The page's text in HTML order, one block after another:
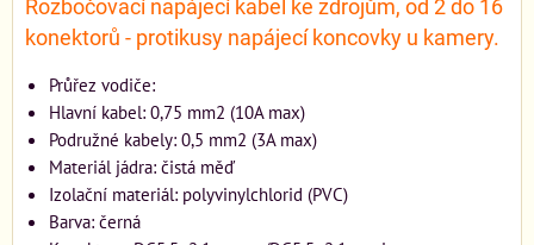
Rozbočovací napájecí kabel ke zdrojům, od 2 do 16
konektorů - protikusy napájecí koncovky u kamery.
Průřez vodiče:
Hlavní kabel: 0,75 mm2 (10A max)
Podružné kabely: 0,5 mm2 (3A max)
Materiál jádra: čistá měď
Izolační materiál: polyvinylchlorid (PVC)
Barva: černá